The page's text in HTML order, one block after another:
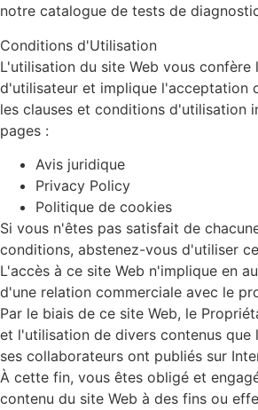
notre catalogue de tests de
Conditions d'Utilisation
L'utilisation du site Web vous confère
d'utilisateur et implique l'acceptation
les clauses et conditions d'utilisation
pages :
Avis juridique
Privacy Policy
Politique de cookies
Si vous n'êtes pas satisfait de
conditions, abstenez-vous d'utiliser
L'accès à ce site Web n'implique en
d'une relation commerciale avec le
Par le biais de ce site Web, le
et l'utilisation de divers contenus que
ses collaborateurs ont publiés sur
À cette fin, vous êtes obligé et
contenu du site Web à des fins ou